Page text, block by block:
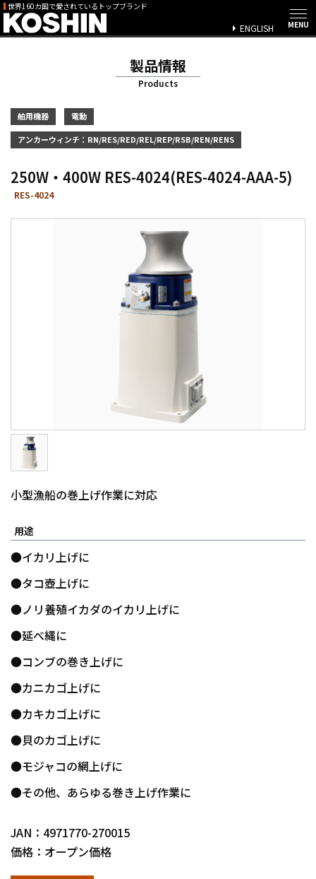
世界160カ国で愛されているトップブランド
ENGLISH
製品情報
Products
舶用機器 電動
アンカーウィンチ：RN/RES/RED/REL/REP/RSB/REN/RENS
250W・400W RES-4024(RES-4024-AAA-5)
RES-4024
小型漁船の巻上げ作業に対応
用途
●イカリ上げに
●タコ壺上げに
●ノリ養殖イカダのイカリ上げに
●延べ縄に
●コンブの巻き上げに
●カニカゴ上げに
●カキカゴ上げに
●貝のカゴ上げに
●モジャコの網上げに
●その他、あらゆる巻き上げ作業に
JAN：4971770-270015
価格：オープン価格